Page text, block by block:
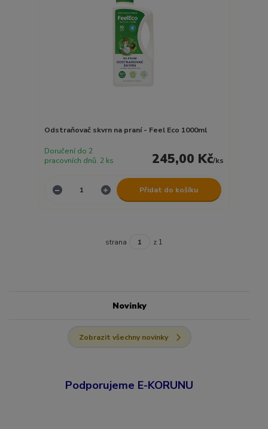
Odstraňovač skvrn na praní - Feel Eco 1000ml
245,00 Kč/ks
Doručení do 2
pracovních dnů. 2 ks
Přidat do košíku
strana z 1
Novinky
Zobrazit všechny novinky
Podporujeme E-KORUNU